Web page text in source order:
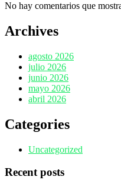
No hay comentarios que
Archives
agosto 2026
julio 2026
junio 2026
mayo 2026
abril 2026
Categories
Uncategorized
Recent posts